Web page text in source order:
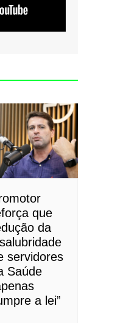
que
da
servidores
Saúde
a lei”